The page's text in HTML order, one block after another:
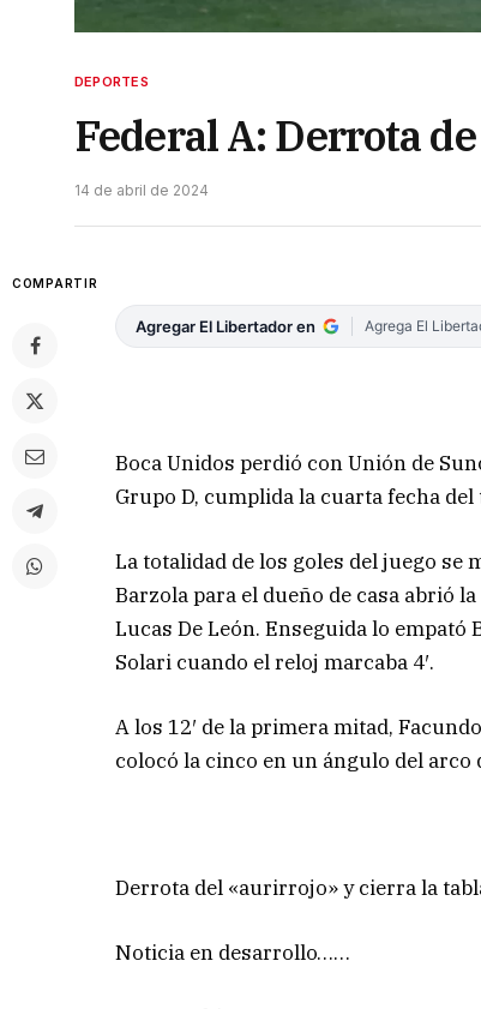
DEPORTES
Federal A: Derrota
14 de abril de 2024
COMPARTIR
Agregar El Libertador en Agrega El
Boca Unidos perdió con Unión de
Grupo D, cumplida la cuarta fecha
La totalidad de los goles del juego se
Barzola para el dueño de casa abrió
Lucas De León. Enseguida lo
Solari cuando el reloj marcaba 4′.
A los 12′ de la primera mitad,
colocó la cinco en un ángulo del
Derrota del «aurirrojo» y cierra la
Noticia en desarrollo……